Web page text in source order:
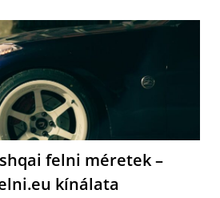
felni méretek –
kínálata